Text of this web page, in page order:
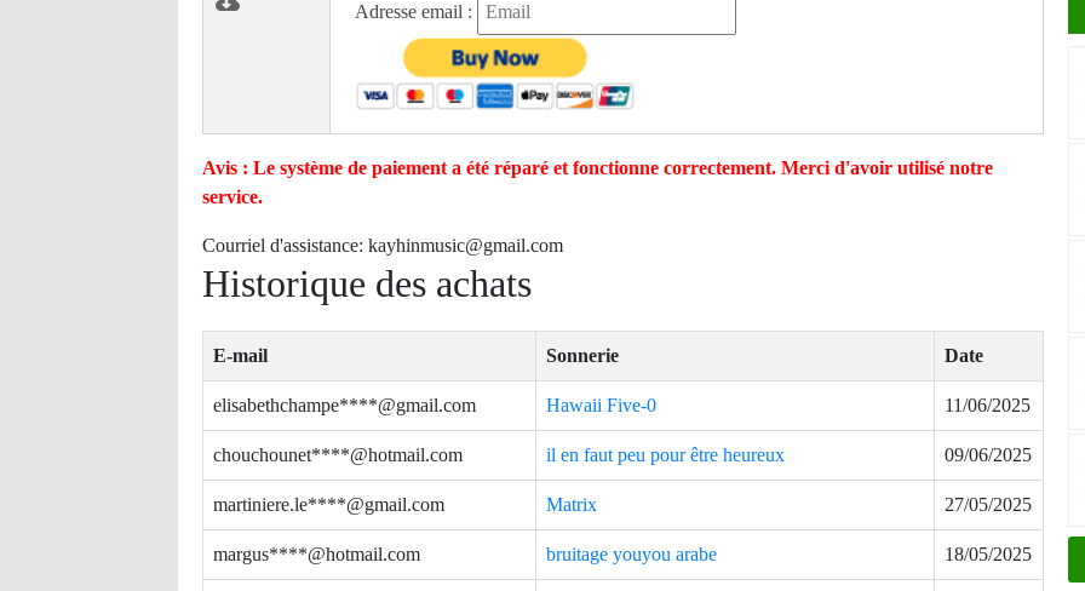
Adresse email :
Avis : Le système de paiement a été réparé et fonctionne correctement. Merci d'avoir utilisé notre
service.
Courriel d'assistance: kayhinmusic@gmail.com
Historique des achats
E-mail Sonnerie Date
elisabethchampe****@gmail.com Hawaii Five-0 11/06/2025
chouchounet****@hotmail.com il en faut peu pour être heureux 09/06/2025
martiniere.le****@gmail.com Matrix 27/05/2025
margus****@hotmail.com bruitage youyou arabe 18/05/2025